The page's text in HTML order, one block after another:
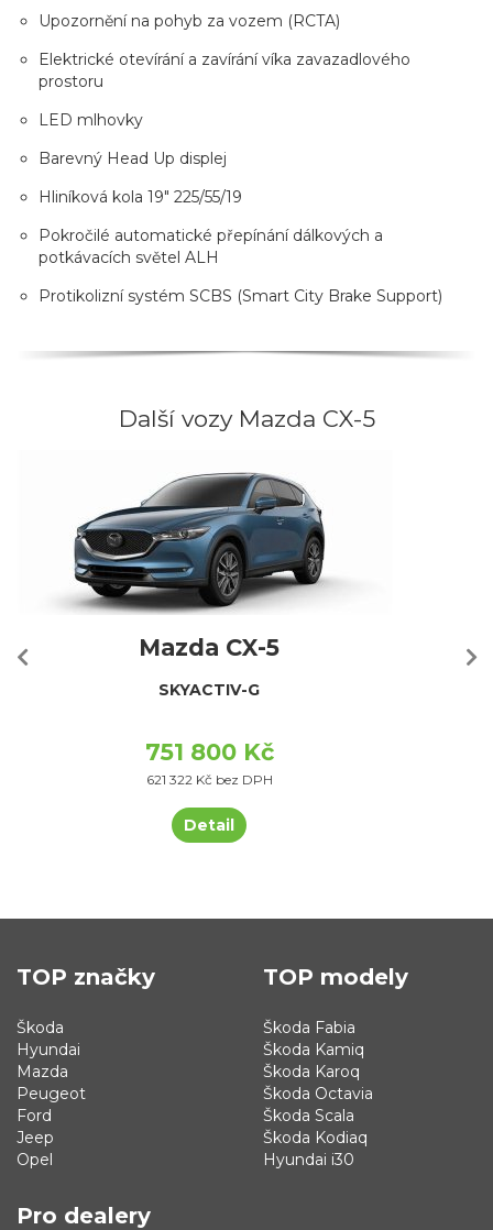
Upozornění na pohyb za vozem (RCTA)
Elektrické otevírání a zavírání víka zavazadlového
prostoru
LED mlhovky
Barevný Head Up displej
Hliníková kola 19" 225/55/19
Pokročilé automatické přepínání dálkových a
potkávacích světel ALH
Protikolizní systém SCBS (Smart City Brake Support)
Další vozy Mazda CX-5
Mazda CX-5
SKYACTIV-G
751 800 Kč
621 322 Kč bez DPH
Detail
TOP značky
Škoda
Hyundai
Mazda
Peugeot
Ford
Jeep
Opel
TOP modely
Škoda Fabia
Škoda Kamiq
Škoda Karoq
Škoda Octavia
Škoda Scala
Škoda Kodiaq
Hyundai i30
Pro dealery